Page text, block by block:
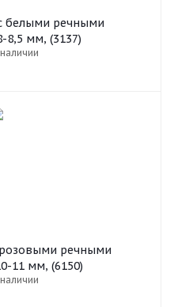
белыми речными
мм, (3137)
розовыми речными
11 мм, (6150)